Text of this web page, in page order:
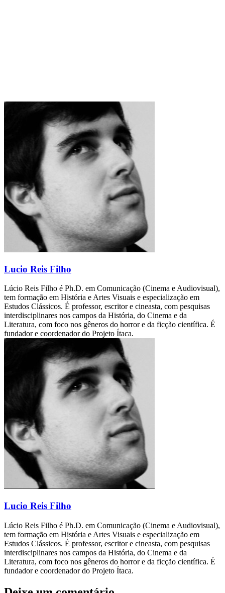
Lucio Reis Filho
Lúcio Reis Filho é Ph.D. em Comunicação (Cinema e Audiovisual),
tem formação em História e Artes Visuais e especialização em
Estudos Clássicos. É professor, escritor e cineasta, com pesquisas
interdisciplinares nos campos da História, do Cinema e da
Literatura, com foco nos gêneros do horror e da ficção científica. É
fundador e coordenador do Projeto Ítaca.
Lucio Reis Filho
Lúcio Reis Filho é Ph.D. em Comunicação (Cinema e Audiovisual),
tem formação em História e Artes Visuais e especialização em
Estudos Clássicos. É professor, escritor e cineasta, com pesquisas
interdisciplinares nos campos da História, do Cinema e da
Literatura, com foco nos gêneros do horror e da ficção científica. É
fundador e coordenador do Projeto Ítaca.